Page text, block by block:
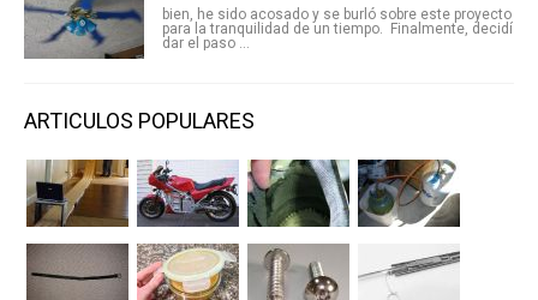
bien, he sido acosado y se burló sobre este proyecto
para la tranquilidad de un tiempo. Finalmente, decidí
dar el paso ...
ARTICULOS POPULARES